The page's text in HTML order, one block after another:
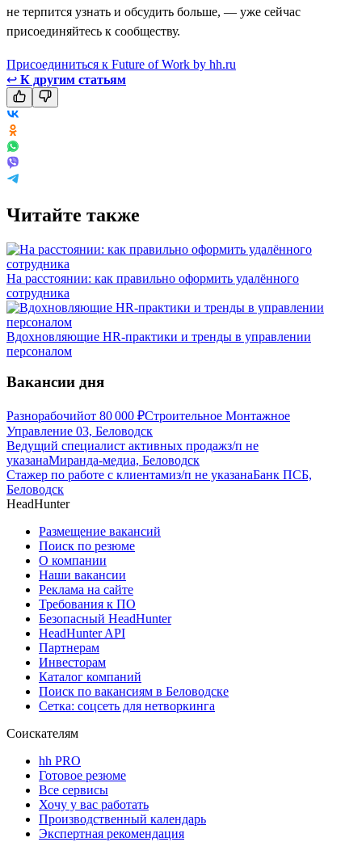
не терпится узнать и обсудить больше, — уже сейчас
присоединяйтесь к сообществу.
Присоединиться к Future of Work by hh.ru
↩ К другим статьям
Читайте также
На расстоянии: как правильно оформить удалённого
сотрудника
Вдохновляющие HR-практики и тренды в управлении
персоналом
Вакансии дня
Разнорабочийот 80 000 ₽Строительное Монтажное
Управление 03, Беловодск
Ведущий специалист активных продажз/п не
указанаМиранда-медиа, Беловодск
Стажер по работе с клиентамиз/п не указанаБанк ПСБ,
Беловодск
HeadHunter
Размещение вакансий
Поиск по резюме
О компании
Наши вакансии
Реклама на сайте
Требования к ПО
Безопасный HeadHunter
HeadHunter API
Партнерам
Инвесторам
Каталог компаний
Поиск по вакансиям в Беловодске
Сетка: соцсеть для нетворкинга
Соискателям
hh PRO
Готовое резюме
Все сервисы
Хочу у вас работать
Производственный календарь
Экспертная рекомендация